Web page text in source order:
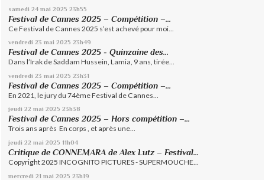
samedi 24 mai 2025 23h55
Festival de Cannes 2025 – Compétition –...
Ce Festival de Cannes 2025 s’est achevé pour moi...
vendredi 23 mai 2025 23h49
Festival de Cannes 2025 - Quinzaine des...
Dans l’Irak de Saddam Hussein, Lamia, 9 ans, tirée...
vendredi 23 mai 2025 23h31
Festival de Cannes 2025 – Compétition –...
En 2021, le jury du 74ème Festival de Cannes...
jeudi 22 mai 2025 23h38
Festival de Cannes 2025 – Hors compétition –...
Trois ans après En corps , et après une...
jeudi 22 mai 2025 11h04
Critique de CONNEMARA de Alex Lutz – Festival...
Copyright 2025 INCOGNITO PICTURES - SUPERMOUCHE...
mercredi 21 mai 2025 23h19